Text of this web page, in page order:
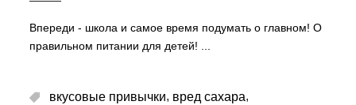
Впереди - школа и самое время подумать о главном! О
правильном питании для детей!
вкусовые привычки, вред сахара,